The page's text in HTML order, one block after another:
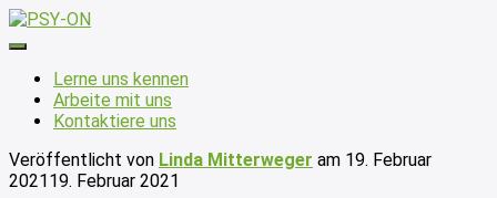
Navigation
umschaltenLerne uns kennen
Arbeite mit uns
Kontaktiere uns
Veröffentlicht von Linda Mitterweger am 19. Februar
202119. Februar 2021